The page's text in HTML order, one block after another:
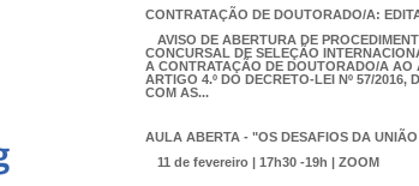
CONTRATAÇÃO DE DOUTORADO/A:
AVISO DE ABERTURA DE
CONCURSAL DE SELEÇÃO
ACONTRATAÇÃO DE DOUTORADO/AAO
ARTIGO 4.º DO DECRETO-LEI Nº 57/2016,
COM AS...
AULA ABERTA - "OS DESAFIOS DA
11 de fevereiro | 17h30 -19h | ZOOM